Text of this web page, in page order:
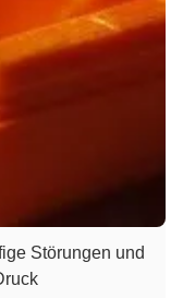
Störungen und